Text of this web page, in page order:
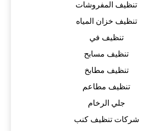
تنظيف المفروشات
تنظيف خزان المياه
تنظيف في
تنظيف مسابح
تنظيف مطابخ
تنظيف مطاعم
جلي الرخام
شركات تنظيف كنب